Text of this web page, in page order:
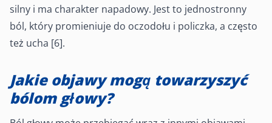
silny i ma charakter napadowy. Jest to jednostronny
ból, który promieniuje do oczodołu i policzka, a często
też ucha [6].
Jakie objawy mogą towarzyszyć
bólom głowy?